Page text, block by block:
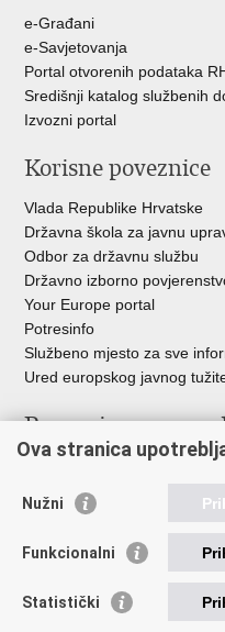
e-Građani
e-Savjetovanja
Portal otvorenih podataka
Središnji katalog službenih
Izvozni portal
Korisne poveznice
Vlada Republike Hrvatske
Državna škola za javnu
Odbor za državnu službu
Državno izborno
Your Europe portal
Potresinfo
Službeno mjesto za sve
Ured europskog javnog
Poveznice
Državno odvjetništvo
Ured za suzbijanje
Državno sudbeno vijeće
Državnoodvjetničko vijeće
Hrvatska odvjetnička komora
Ova stranica
Nužni
Funkcionalni
Statistički